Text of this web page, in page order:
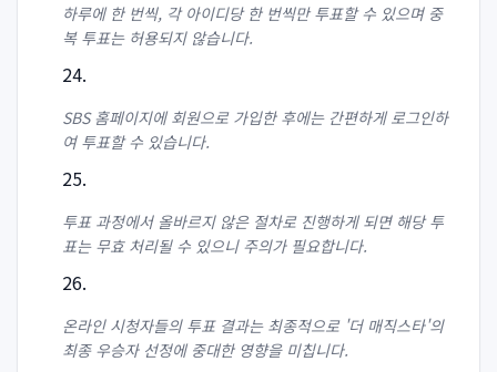
하루에 한 번씩, 각 아이디당 한 번씩만 투표할 수 있으며 중
복 투표는 허용되지 않습니다.
SBS 홈페이지에 회원으로 가입한 후에는 간편하게 로그인하
여 투표할 수 있습니다.
투표 과정에서 올바르지 않은 절차로 진행하게 되면 해당 투
표는 무효 처리될 수 있으니 주의가 필요합니다.
온라인 시청자들의 투표 결과는 최종적으로 '더 매직스타'의
최종 우승자 선정에 중대한 영향을 미칩니다.